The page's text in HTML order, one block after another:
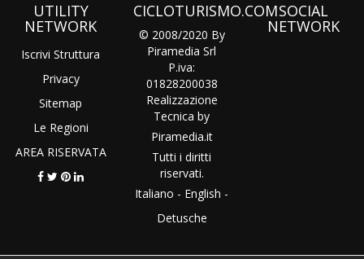
UTILITY
NETWORK
Iscrivi Struttura
Privacy
Sitemap
Le Regioni
AREA RISERVATA
CICLOTURISMO.COM
© 2008/2020 By
Piramedia Srl
P.iva:
01828200038
Realizzazione
Tecnica by
Piramedia.it
Tutti i diritti
riservati.
Italiano - English -
Detusche
SOCIAL
NETWORK